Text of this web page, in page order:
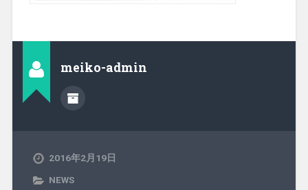
meiko-admin
2016年2月19日
NEWS